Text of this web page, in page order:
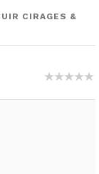
CIRAGES &